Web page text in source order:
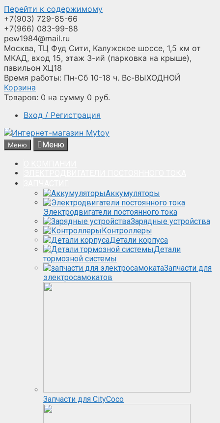
Перейти к содержимому
+7(903) 729-85-66
+7(966) 083-99-88
pew1984@mail.ru
Москва, ТЦ Фуд Сити, Калужское шоссе, 1,5 км от
МКАД, вход 15, этаж 3-ий (парковка на крыше),
павильон ХЦ18
Время работы: Пн-Сб 10-18 ч. Вс-ВЫХОДНОЙ
Корзина
Товаров: 0 на сумму 0 руб.
Вход / Регистрация
Меню Меню
Аккумуляторы
Электродвигатели постоянного тока
Зарядные устройства
Контроллеры
Детали корпуса
Детали
тормозной системы
Запчасти для
электросамокатов
Запчасти для CityCoco